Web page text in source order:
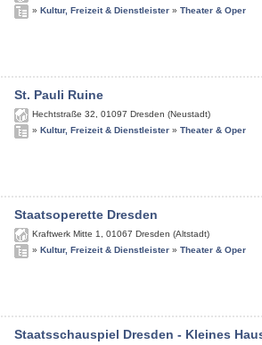
» Kultur, Freizeit & Dienstleister » Theater & Oper
St. Pauli Ruine
Hechtstraße 32 01097 Dresden (Neustadt)
» Kultur, Freizeit & Dienstleister » Theater & Oper
Staatsoperette Dresden
Kraftwerk Mitte 1 01067 Dresden (Altstadt)
» Kultur, Freizeit & Dienstleister » Theater & Oper
Staatsschauspiel Dresden - Kleines